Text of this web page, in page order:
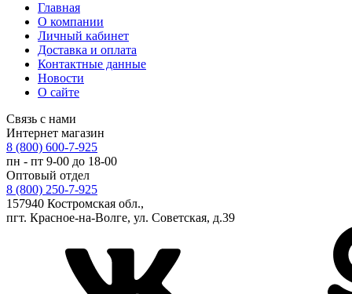
Главная
О компании
Личный кабинет
Доставка и оплата
Контактные данные
Новости
О сайте
Связь с нами
Интернет магазин
8 (800) 600-7-925
пн - пт 9-00 до 18-00
Оптовый отдел
8 (800) 250-7-925
157940 Костромская обл.,
пгт. Красное-на-Волге, ул. Советская, д.39